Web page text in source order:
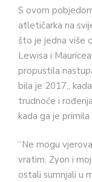
S ovom
atletičarka na
što je jedna više
Lewisa i
propustila
bila je 2017.,
trudnoće i
kada ga je primila
“Ne mogu
vratim. Zyon i
ostali sumnjali u